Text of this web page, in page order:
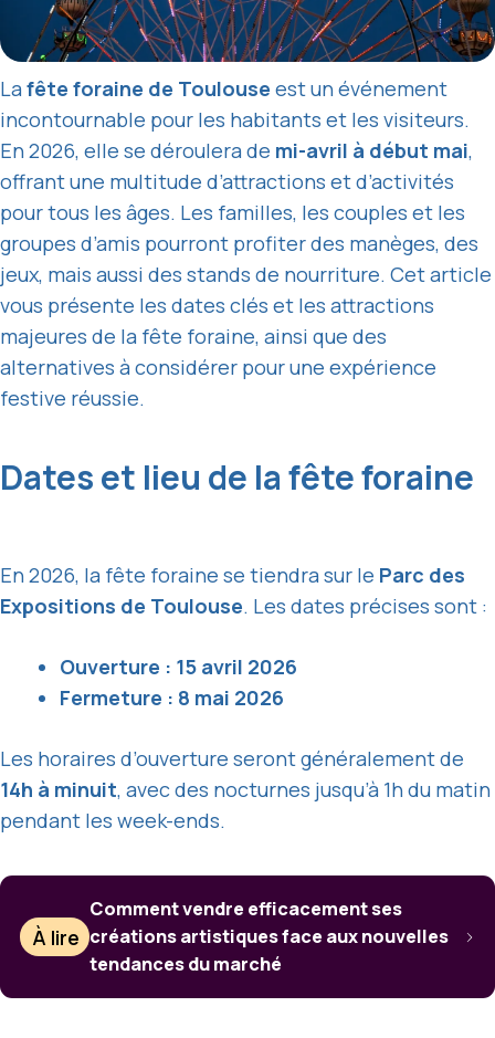
Lafête foraine de Toulouse est un événement
incontournable pour les habitants et les visiteurs.
En 2026, elle se déroulera de mi-avril à début mai,
offrant une multitude d’attractions et d’activités
pour tous les âges. Les familles, les couples et les
groupes d’amis pourront profiter des manèges, des
jeux, mais aussi des stands de nourriture. Cet article
vous présente les dates clés et les attractions
majeures de la fête foraine, ainsi que des
alternatives à considérer pour une expérience
festive réussie.
Dates et lieu de la fête foraine
En 2026, la fête foraine se tiendra sur le Parc des
Expositions de Toulouse. Les dates précises sont :
Ouverture : 15 avril 2026
Fermeture : 8 mai 2026
Les horaires d’ouverture seront généralement de
14h à minuit, avec des nocturnes jusqu’à 1h du matin
pendant les week-ends.
À lire
Comment vendre efficacement ses
créations artistiques face aux nouvelles
tendances du marché